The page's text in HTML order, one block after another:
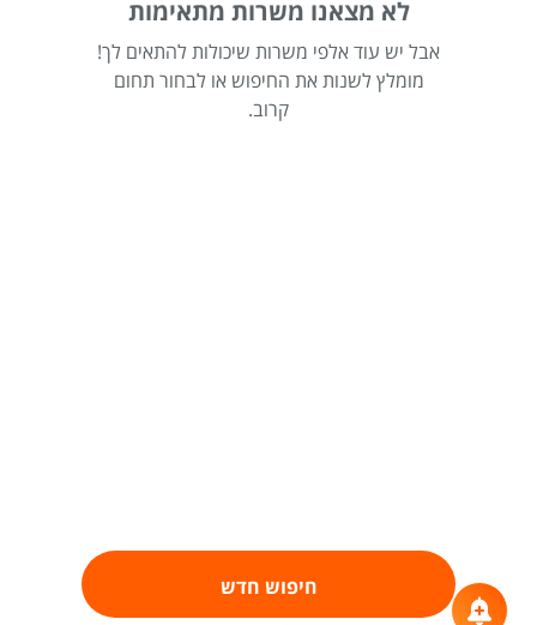
לא מצאנו משרות מתאימות
אבל יש עוד אלפי משרות שיכולות להתאים לך!
מומלץ לשנות את החיפוש או לבחור תחום
קרוב.
חיפוש חדש